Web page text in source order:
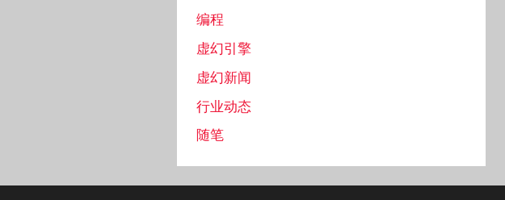
编程
虚幻引擎
虚幻新闻
行业动态
随笔